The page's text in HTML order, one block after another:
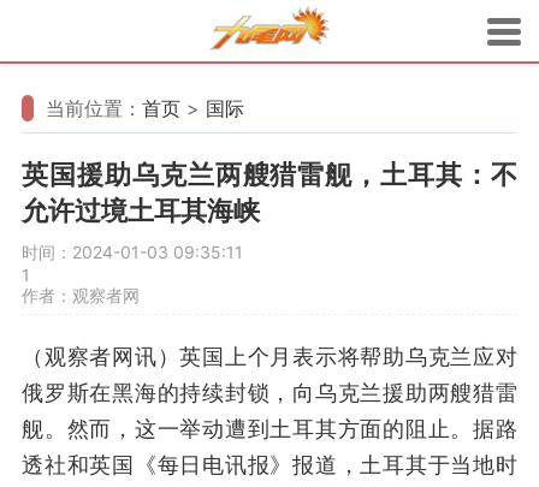
当前位置： 首页 > 国际
英国援助乌克兰两艘猎雷舰，土耳其：不
允许过境土耳其海峡
时间：2024-01-03 09:35:11
1
作者：观察者网
（观察者网讯）英国上个月表示将帮助乌克兰应对
俄罗斯在黑海的持续封锁，向乌克兰援助两艘猎雷
舰。然而，这一举动遭到土耳其方面的阻止。据路
透社和英国《每日电讯报》报道，土耳其于当地时